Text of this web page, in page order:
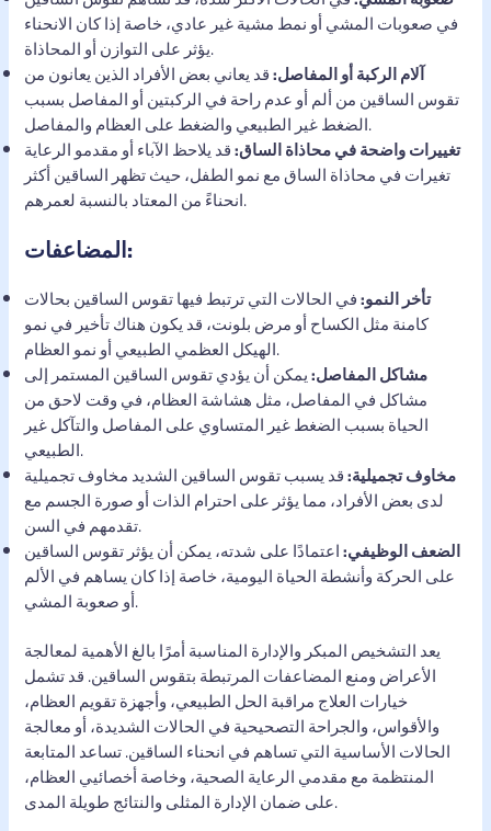
في صعوبات المشي أو نمط مشية غير عادي، خاصة إذا كان الانحناء
يؤثر على التوازن أو المحاذاة.
آلام الركبة أو المفاصل:قد يعاني بعض الأفراد الذين يعانون من
تقوس الساقين من ألم أو عدم راحة في الركبتين أو المفاصل بسبب
الضغط غير الطبيعي والضغط على العظام والمفاصل.
تغييرات واضحة في محاذاة الساق:قد يلاحظ الآباء أو مقدمو الرعاية
تغيرات في محاذاة الساق مع نمو الطفل، حيث تظهر الساقين أكثر
انحناءً من المعتاد بالنسبة لعمرهم.
المضاعفات:
تأخر النمو:في الحالات التي ترتبط فيها تقوس الساقين بحالات
كامنة مثل الكساح أو مرض بلونت، قد يكون هناك تأخير في نمو
الهيكل العظمي الطبيعي أو نمو العظام.
مشاكل المفاصل:يمكن أن يؤدي تقوس الساقين المستمر إلى
مشاكل في المفاصل، مثل هشاشة العظام، في وقت لاحق من
الحياة بسبب الضغط غير المتساوي على المفاصل والتآكل غير
الطبيعي.
مخاوف تجميلية:قد يسبب تقوس الساقين الشديد مخاوف تجميلية
لدى بعض الأفراد، مما يؤثر على احترام الذات أو صورة الجسم مع
تقدمهم في السن.
الضعف الوظيفي:اعتمادًا على شدته، يمكن أن يؤثر تقوس الساقين
على الحركة وأنشطة الحياة اليومية، خاصة إذا كان يساهم في الألم
أو صعوبة المشي.
يعد التشخيص المبكر والإدارة المناسبة أمرًا بالغ الأهمية لمعالجة
الأعراض ومنع المضاعفات المرتبطة بتقوس الساقين. قد تشمل
خيارات العلاج مراقبة الحل الطبيعي، وأجهزة تقويم العظام،
والأقواس، والجراحة التصحيحية في الحالات الشديدة، أو معالجة
الحالات الأساسية التي تساهم في انحناء الساقين. تساعد المتابعة
المنتظمة مع مقدمي الرعاية الصحية، وخاصة أخصائيي العظام،
على ضمان الإدارة المثلى والنتائج طويلة المدى.